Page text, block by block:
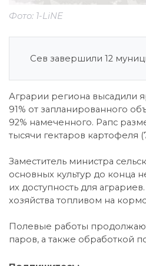
Фото: 1-LiNE
Сев завершили 12
Аграрии региона высадили
91% от запланированного
92% намеченного. Рапс
тысячи гектаров картофеля
Заместитель министра
основных культур до конца
их доступность для
хозяйства топливом на
Полевые работы
паров, а также обработкой